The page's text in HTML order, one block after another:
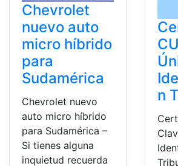
Chevrolet
nuevo auto
micro híbrido
para
Sudamérica
Chevrolet nuevo
auto micro híbrido
para Sudamérica –
Si tienes alguna
inquietud recuerda
n